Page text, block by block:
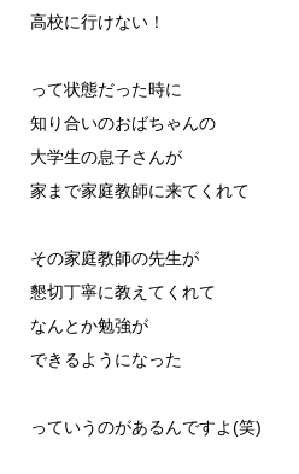
高校に行けない！
って状態だった時に
知り合いのおばちゃんの
大学生の息子さんが
家まで家庭教師に来てくれて
その家庭教師の先生が
懇切丁寧に教えてくれて
なんとか勉強が
できるようになった
っていうのがあるんですよ(笑)